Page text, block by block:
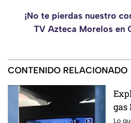
¡No te pierdas nuestro
TV Azteca Morelos en
CONTENIDO RELACIONADO
gas
Lo